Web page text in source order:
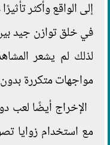
إلى الواقع وأكثر
في خلق توازن جيد بين
لذلك لم يشعر
مواجهات متكررة
الإخراج أيضًا لعب
مع استخدام زوايا